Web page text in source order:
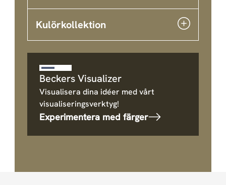
Kulörkollektion
Beckers Visualizer
Visualisera dina idéer med vårt
visualiseringsverktyg!
Experimentera med färger